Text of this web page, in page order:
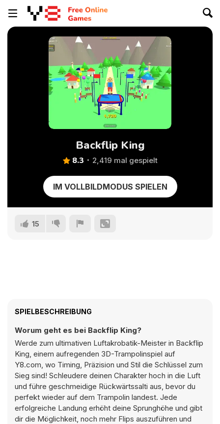
Backflip King
8.3 2,419 mal gespielt
IM VOLLBILDMODUS SPIELEN
15
SPIELBESCHREIBUNG
Worum geht es bei Backflip King?
Werde zum ultimativen Luftakrobatik-Meister in Backflip
King, einem aufregenden 3D-Trampolinspiel auf
Y8.com, wo Timing, Präzision und Stil die Schlüssel zum
Sieg sind! Schleudere deinen Charakter hoch in die Luft
und führe geschmeidige Rückwärtssalti aus, bevor du
perfekt wieder auf dem Trampolin landest. Jede
erfolgreiche Landung erhöht deine Sprunghöhe und gibt
dir die Möglichkeit, noch mehr Flips auszuführen und